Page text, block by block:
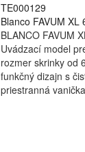
TE000129
Blanco FAVUM
BLANCO FAVUM
Uvádzací model
rozmer skrinky od
funkčný dizajn s
priestranná